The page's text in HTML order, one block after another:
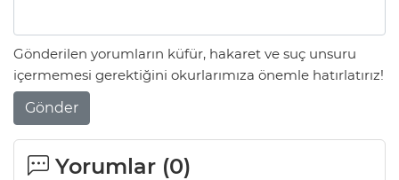
Gönderilen yorumların küfür, hakaret ve suç unsuru
içermemesi gerektiğini okurlarımıza önemle hatırlatırız!
Gönder
Yorumlar (0)